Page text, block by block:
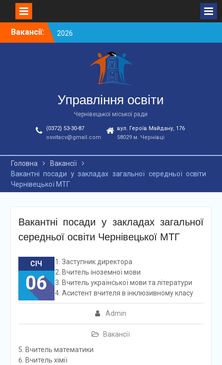
SkipВакансії:
Вакансії ЗЗСО червень
2026
Вакансії у ЗДО та
дошкільних підрозділах
ЗЗСО станом на
01.08.2026 р.
Вакансії ЗЗСО серпень
2026
Управління освіти
Чернівецької міської ради
(0372) 53-30-87
osvitacv@gmail.com
вул. Героїв Майдану, 176
58029 м. Чернівці
Головна
Вакансії
Вакантні посади у закладах загальної середньої освіти
Чернівецької МТГ
Вакантні посади у закладах загальної
середньої освіти Чернівецької МТГ
СІЧ
06
Admin
Вакансії
Заступник директора
Вчитель іноземної мови
Вчитель української мови та літератури
Асистент вчителя в інклюзивному класу
Вчитель математики
Вчитель хімії